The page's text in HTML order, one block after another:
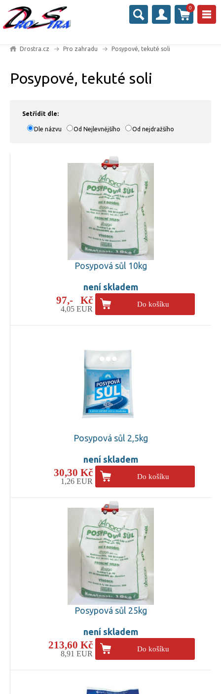
0
Drostra.cz Pro zahradu Posypové, tekuté soli
Posypové, tekuté soli
Setřídit dle:
Dle názvu Od Nejlevnějšího Od nejdražšího
Posypová sůl 10kg
není skladem
97,- Kč
4,05 EUR
Do košíku
Posypová sůl 2,5kg
není skladem
30,30 Kč
1,26 EUR
Do košíku
Posypová sůl 25kg
není skladem
213,60 Kč
8,91 EUR
Do košíku